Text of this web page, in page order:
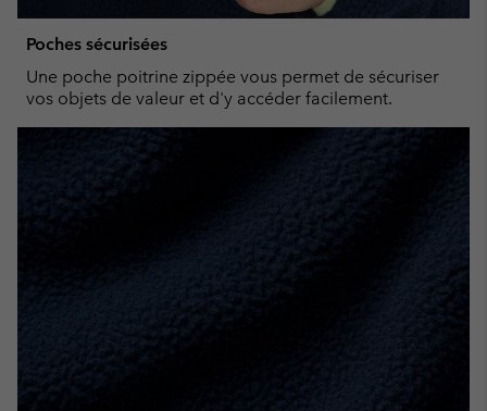
Poches sécurisées
Une poche poitrine zippée vous permet de sécuriser
vos objets de valeur et d'y accéder facilement.